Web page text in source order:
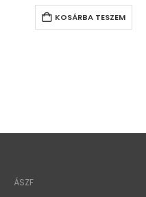
KOSÁRBA TESZEM
ÁSZF